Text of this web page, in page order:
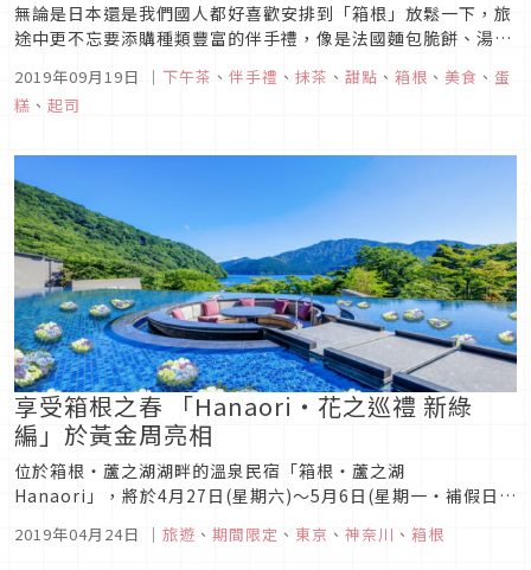
無論是日本還是我們國人都好喜歡安排到「箱根」放鬆一下，旅
途中更不忘要添購種類豐富的伴手禮，像是法國麵包脆餅、湯麻
糬還有麵包等等超級好買，在這裡想告訴大家，現在又多了一家
包裝時髦美味的新式箱根名產「HAKONE CHEESE
TERRACE」可以選擇，今年7月底才剛出爐的新定番，連在地
2019年09月19日 ｜ 下午茶 、 伴手禮 、 抹茶 、 甜點 、 箱根 、 美食 、 蛋
糕 、 起司
享受箱根之春 「Hanaori・花之巡禮 新綠
編」於黃金周亮相
位於箱根・蘆之湖湖畔的溫泉民宿「箱根・蘆之湖
Hanaori」，將於4月27日(星期六)～5月6日(星期一・補假日)
箱根的春天。「Hanaori・花之巡禮 新綠編」以「優美的風
2019年04月24日 ｜ 旅遊 、 期間限定 、 東京 、 神奈川 、 箱根